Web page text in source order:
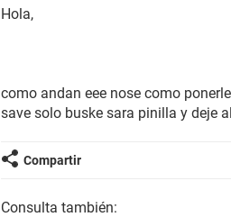
Hola,
como andan eee nose como
save solo buske sara pinilla y deje
Compartir
Consulta también: